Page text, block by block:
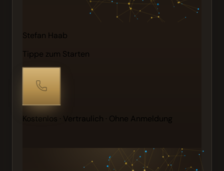
Stefan Haab
Tippe zum Starten
Kostenlos · Vertraulich · Ohne Anmeldung